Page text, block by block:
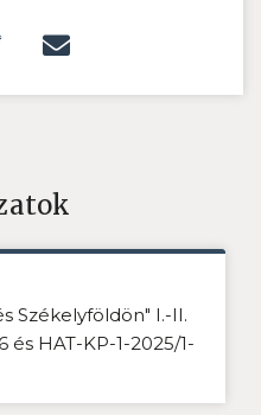
Székelyföldön" I.-II.
és HAT-KP-1-2025/1-